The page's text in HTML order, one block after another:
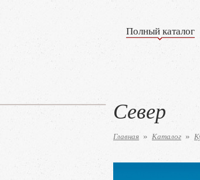
Полный каталог
Север
Главная » Каталог »